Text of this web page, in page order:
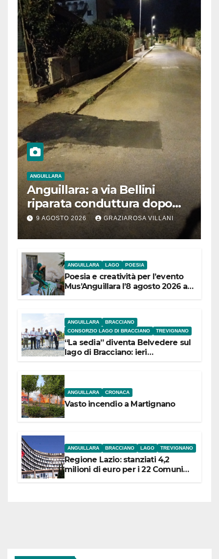
ANGUILLARA
Anguillara: a via Bellini
riparata conduttura dopo
segnalazione IdD
9 AGOSTO 2026 GRAZIAROSA VILLANI
ANGUILLARA LAGO POESIA
Poesia e creatività per l’evento
Mus’Anguillara l’8 agosto 2026 al
ANGUILLARA
BRACCIANO
CONSORZIO LAGO DI BRACCIANO
TREVIGNANO
“La sedia” diventa Belvedere sul
lago di Bracciano: ieri
ANGUILLARA CRONACA
Vasto incendio a Martignano
ANGUILLARA BRACCIANO LAGO TREVIGNANO
Regione Lazio: stanziati 4,2
milioni di euro per i 22 Comuni